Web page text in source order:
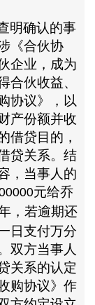
明确认的事
《合伙协
企业，成为
合伙收益、
协议》，以
产份额并收
借贷目的，
贷关系。结
，当事人的
元给乔
，若逾期还
日支付万分
双方当事人
关系的认定
购协议》作